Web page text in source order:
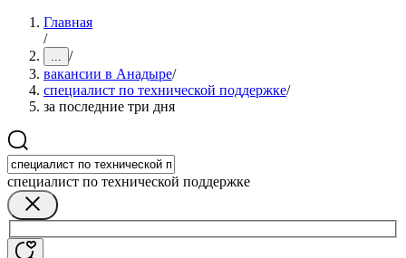
Главная
/
... /
вакансии в Анадыре/
специалист по технической поддержке/
за последние три дня
специалист по технической поддержке